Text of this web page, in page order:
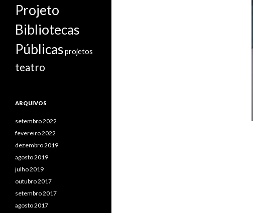
Projeto
Bibliotecas
Públicasprojetos
teatro
ARQUIVOS
setembro 2022
fevereiro 2022
dezembro 2019
agosto 2019
julho 2019
outubro 2017
setembro 2017
agosto 2017